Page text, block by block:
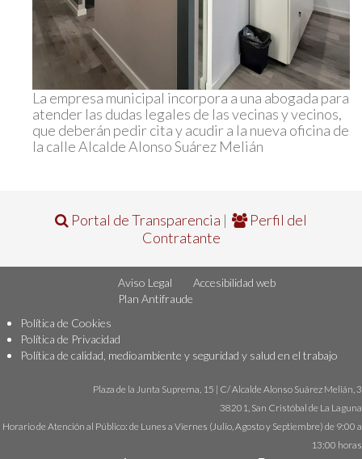
La empresa municipal incorpora a una abogada para
atender las dudas legales de las vecinas y vecinos,
que deberán pedir cita y acudir a la nueva oficina de
la calle Alcalde Alonso Suárez Melián
Portal de Transparencia |
Perfil del
Contratante
Aviso Legal
Accesibilidad web
Plan Antifraude
Política de Cookies
Política de Privacidad
Política de calidad, medioambiente y seguridad y salud en el trabajo
Plaza de la Junta Suprema, 15 | C/ Alcalde Alonso Suárez Melián, 3
38201, San Cristóbal de La Laguna
Horario de Atención al Público: de Lunes a Viernes (Julio, Agosto y Septiembre) de 9:00 a
13:00 horas